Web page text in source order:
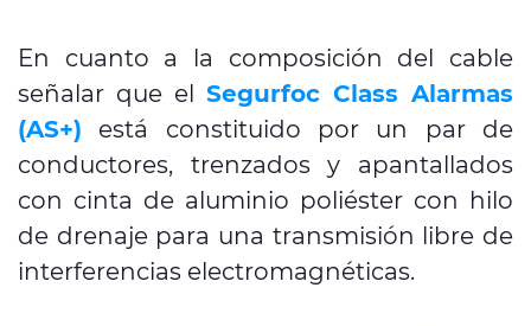
En cuanto a la composición del cable
señalar que el Segurfoc Class Alarmas
(AS+) está constituido por un par de
conductores, trenzados y apantallados
con cinta de aluminio poliéster con hilo
de drenaje para una transmisión libre de
interferencias electromagnéticas.